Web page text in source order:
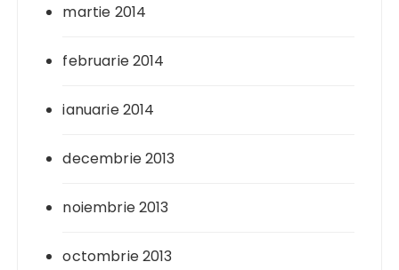
martie 2014
februarie 2014
ianuarie 2014
decembrie 2013
noiembrie 2013
octombrie 2013